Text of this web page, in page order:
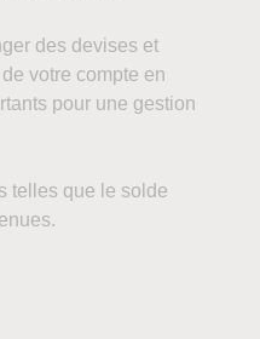
des devises et
votre compte en
pour une gestion
telles que le solde